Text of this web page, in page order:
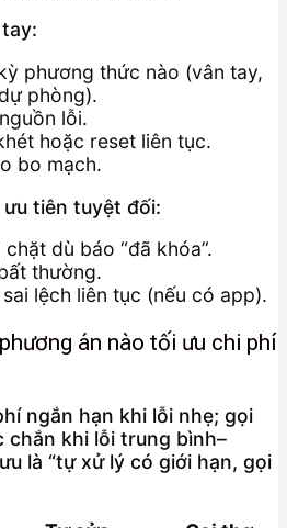
phương thức nào (vân tay,
phòng).
lỗi.
hoặc reset liên tục.
bo mạch.
ưu tiên tuyệt đối:
dù báo “đã khóa”.
thường.
lệch liên tục (nếu có app).
án nào tối ưu chi phí
ngắn hạn khi lỗi nhẹ; gọi
khi lỗi trung bình–
là “tự xử lý có giới hạn, gọi